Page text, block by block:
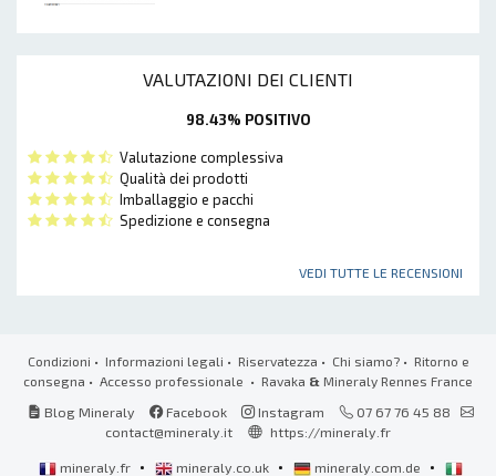
VALUTAZIONI DEI CLIENTI
98.43% POSITIVO
Valutazione complessiva
Qualità dei prodotti
Imballaggio e pacchi
Spedizione e consegna
VEDI TUTTE LE RECENSIONI
Condizioni • Informazioni legali • Riservatezza • Chi siamo?• Ritorno e
consegna • Accesso professionale • Ravaka & Mineraly Rennes France
Blog Mineraly
Facebook Instagram
07 67 76 45 88
contact@mineraly.it
https://mineraly.fr
mineraly.fr • mineraly.co.uk • mineraly.com.de •